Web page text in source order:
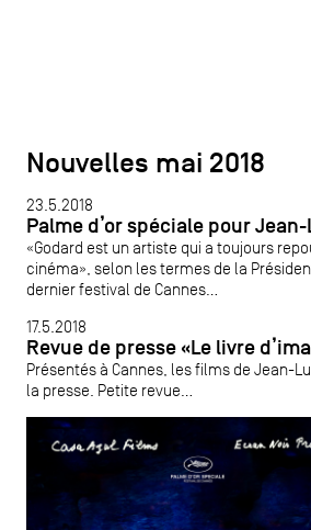
Nouvelles mai 2018
23.5.2018
Palme d’or spéciale pour
«Godard est un artiste qui a toujours
cinéma», selon les termes de la
dernier festival de Cannes...
17.5.2018
Revue de presse «Le livre
Présentés à Cannes, les films de Jean-
la presse. Petite revue...